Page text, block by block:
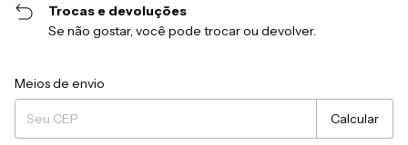
Trocas e devoluções
Se não gostar, você pode trocar ou devolver.
Entregas para o CEP:
Meios de envio
Calcular